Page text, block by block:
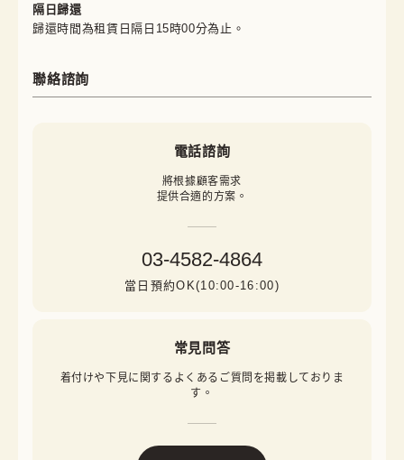
隔日歸還
歸還時間為租賃日隔日15時00分為止。
聯絡諮詢
電話諮詢
將根據顧客需求
提供合適的方案。
03-4582-4864
當日預約OK(10:00-16:00)
常見問答
着付けや下見に関するよくあるご質問を掲載しておりま
す。